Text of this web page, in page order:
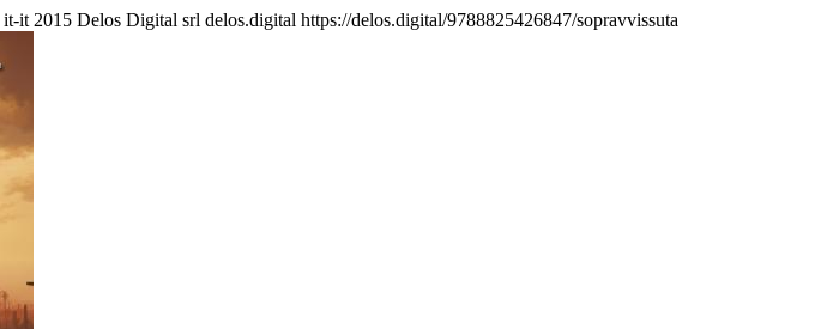
it-it 2015 Delos Digital srl delos.digital https://delos.digital/9788825426847/sopravvissuta